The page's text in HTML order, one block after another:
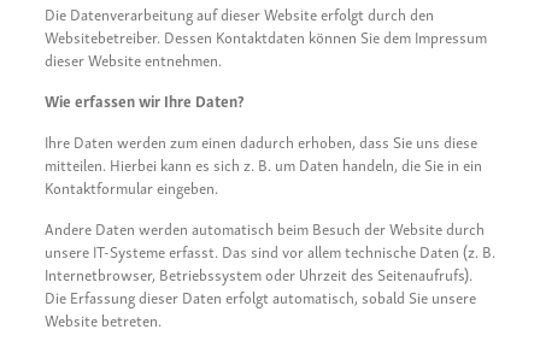
Die Datenverarbeitung auf dieser Website erfolgt durch den
Websitebetreiber. Dessen Kontaktdaten können Sie dem Impressum
dieser Website entnehmen.
Wie erfassen wir Ihre Daten?
Ihre Daten werden zum einen dadurch erhoben, dass Sie uns diese
mitteilen. Hierbei kann es sich z. B. um Daten handeln, die Sie in ein
Kontaktformular eingeben.
Andere Daten werden automatisch beim Besuch der Website durch
unsere IT-Systeme erfasst. Das sind vor allem technische Daten (z. B.
Internetbrowser, Betriebssystem oder Uhrzeit des Seitenaufrufs).
Die Erfassung dieser Daten erfolgt automatisch, sobald Sie unsere
Website betreten.